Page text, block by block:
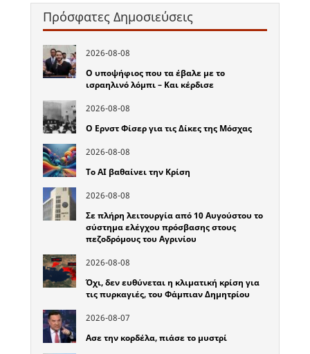
Πρόσφατες Δημοσιεύσεις
2026-08-08
Ο υποψήφιος που τα έβαλε με το
ισραηλινό λόμπι – Και κέρδισε
2026-08-08
Ο Ερνστ Φίσερ για τις Δίκες της Μόσχας
2026-08-08
Το ΑΙ βαθαίνει την Κρίση
2026-08-08
Σε πλήρη λειτουργία από 10 Αυγούστου το
σύστημα ελέγχου πρόσβασης στους
πεζοδρόμους του Αγρινίου
2026-08-08
Όχι, δεν ευθύνεται η κλιματική κρίση για
τις πυρκαγιές, του Φάμπιαν Δημητρίου
2026-08-07
Ασε την κορδέλα, πιάσε το μυστρί